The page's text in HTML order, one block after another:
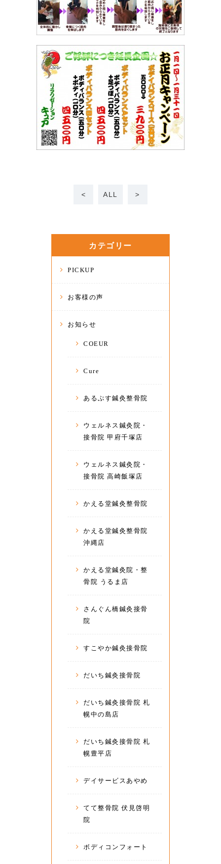
< ALL >
カテゴリー
PICKUP
お客様の声
お知らせ
COEUR
Cure
あるぷす鍼灸整骨院
ウェルネス鍼灸院・
接骨院 甲府千塚店
ウェルネス鍼灸院・
接骨院 高崎飯塚店
かえる堂鍼灸整骨院
かえる堂鍼灸整骨院
沖縄店
かえる堂鍼灸院・整
骨院 うるま店
さんぐん橋鍼灸接骨
院
すこやか鍼灸接骨院
だいち鍼灸接骨院
だいち鍼灸接骨院 札
幌中の島店
だいち鍼灸接骨院 札
幌豊平店
デイサービスあやめ
てて整骨院 伏見啓明
院
ボディコンフォート